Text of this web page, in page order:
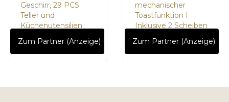
Geschirr, 29 PCS
Teller und
Küchenutensilien
Zum Partner (Anzeige)
mechanischer
Toastfunktion I
Inklusive 2 Scheiben
Zum Partner (Anzeige)